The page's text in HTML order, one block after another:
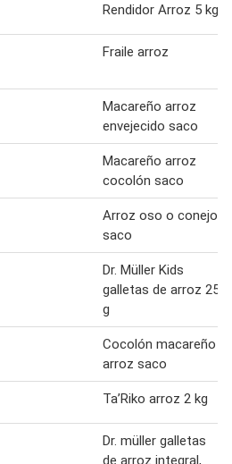
Rendidor Arroz 5 kg
Fraile arroz
Macareño arroz
envejecido saco
Macareño arroz
cocolón saco
Arroz oso o conejo
saco
Dr. Müller Kids
galletas de arroz 25
g
Cocolón macareño
arroz saco
Ta’Riko arroz 2 kg
Dr. müller galletas
de arroz integral,